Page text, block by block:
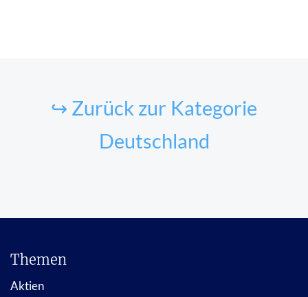
↪ Zurück zur Kategorie
Deutschland
Themen
Aktien